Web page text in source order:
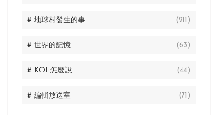
# 地球村發生的事 (211)
# 世界的記憶 (63)
# KOL怎麼說 (44)
# 編輯放送室 (71)